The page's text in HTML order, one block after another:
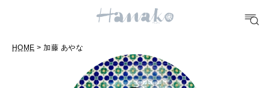
HOME > 加藤 あやな